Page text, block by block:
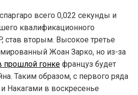
всего 0,022 секунды и
квалификационного
став вторым. Высокое третье
Жоан Зарко, но из-за
прошлой гонке француз будет
Таким образом, с первого ряда
Накагами в воскресенье